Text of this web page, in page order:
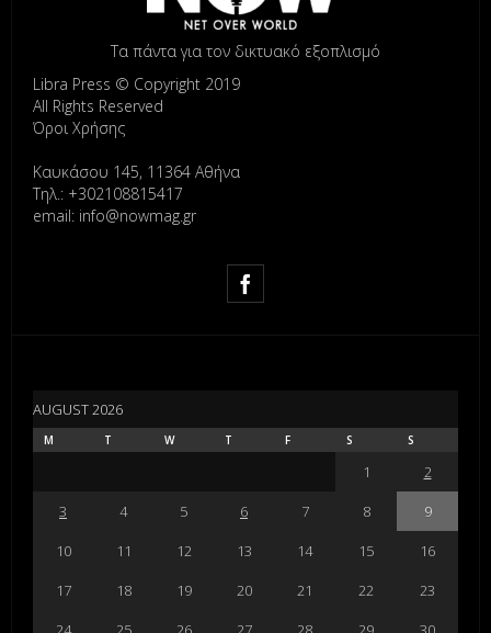
Τα πάντα για τον δικτυακό εξοπλισμό
Libra Press © Copyright 2019
All Rights Reserved
Όροι Χρήσης
Καυκάσου 145, 11364 Αθήνα
Τηλ.: +302108815417
email: info@nowmag.gr
AUGUST 2026
M T W T F S S
1
2
3
4 5 6 7 8
9
10
11 12 13 14 15
16
17
18 19 20 21 22
23